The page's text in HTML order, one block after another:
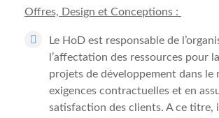
Offres, Design et Conceptions :
Le HoD est responsable de
l’affectation des ressources pour
projets de développement dans le
exigences contractuelles et en
satisfaction des clients. A ce titre,